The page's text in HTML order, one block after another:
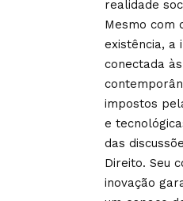
realidade
Mesmo com
existência, a
conectada
impostos
e
das
Direito. Seu
inovação